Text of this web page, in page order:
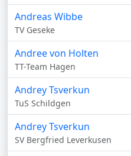
Andreas Wibbe
TV Geseke
Andree von Holten
TT-Team Hagen
Andrey Tsverkun
TuS Schildgen
Andrey Tsverkun
SV Bergfried Leverkusen